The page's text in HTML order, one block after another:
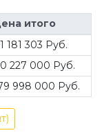
итого
181 303 Руб.
227 000 Руб.
998 000 Руб.